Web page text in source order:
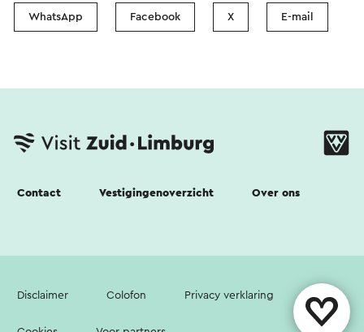
WhatsApp Facebook X E-mail
Contact Vestigingenoverzicht Over ons
Disclaimer Colofon Privacy verklaring